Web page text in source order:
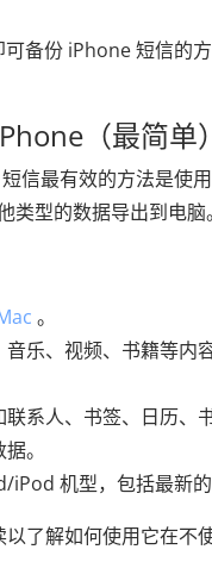
备份 iPhone 短信的
（最简单）
信最有效的方法是使用
型的数据导出到电脑
。
乐、视频、书籍等内
系人、书签、日历、书
。
机型，包括最新的
了解如何使用它在不